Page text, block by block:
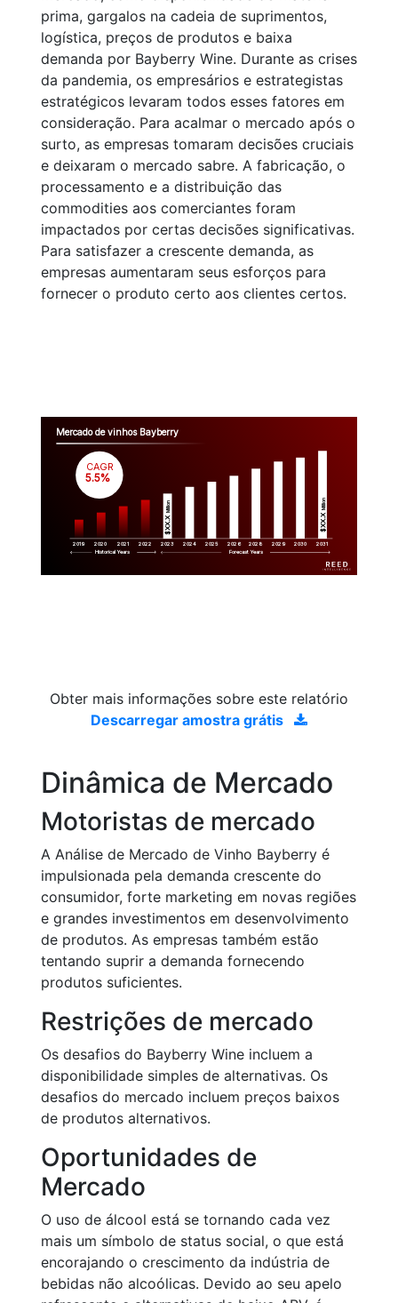
prima, gargalos na cadeia de suprimentos,
logística, preços de produtos e baixa
demanda por Bayberry Wine. Durante as crises
da pandemia, os empresários e estrategistas
estratégicos levaram todos esses fatores em
consideração. Para acalmar o mercado após o
surto, as empresas tomaram decisões cruciais
e deixaram o mercado sabre. A fabricação, o
processamento e a distribuição das
commodities aos comerciantes foram
impactados por certas decisões significativas.
Para satisfazer a crescente demanda, as
empresas aumentaram seus esforços para
fornecer o produto certo aos clientes certos.
Mercado de vinhos Bayberry
2019 2020 2021 2022 2023 2024 2025 2026 2028 2029 2030 2031
$XX.X
Million
$XX.X
Million
CAGR
5.5%
Historical Years Forecast Years
Obter mais informações sobre este relatório
Descarregar amostra grátis
Dinâmica de Mercado
Motoristas de mercado
A Análise de Mercado de Vinho Bayberry é
impulsionada pela demanda crescente do
consumidor, forte marketing em novas regiões
e grandes investimentos em desenvolvimento
de produtos. As empresas também estão
tentando suprir a demanda fornecendo
produtos suficientes.
Restrições de mercado
Os desafios do Bayberry Wine incluem a
disponibilidade simples de alternativas. Os
desafios do mercado incluem preços baixos
de produtos alternativos.
Oportunidades de
Mercado
O uso de álcool está se tornando cada vez
mais um símbolo de status social, o que está
encorajando o crescimento da indústria de
bebidas não alcoólicas. Devido ao seu apelo